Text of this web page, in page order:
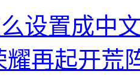
设置成中
耀再起开荒